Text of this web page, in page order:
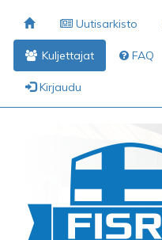
Uutisarkisto
Kuljettajat FAQ
Kirjaudu